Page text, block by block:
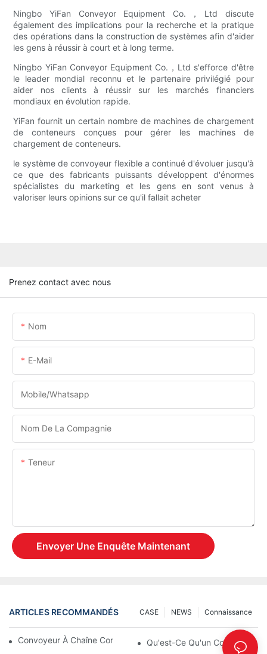
Ningbo YiFan Conveyor Equipment Co.，Ltd discute
également des implications pour la recherche et la pratique
des opérations dans la construction de systèmes afin d'aider
les gens à réussir à court et à long terme.
Ningbo YiFan Conveyor Equipment Co.，Ltd s'efforce d'être
le leader mondial reconnu et le partenaire privilégié pour
aider nos clients à réussir sur les marchés financiers
mondiaux en évolution rapide.
YiFan fournit un certain nombre de machines de chargement
de conteneurs conçues pour gérer les machines de
chargement de conteneurs.
le système de convoyeur flexible a continué d'évoluer jusqu'à
ce que des fabricants puissants développent d'énormes
spécialistes du marketing et les gens en sont venus à
valoriser leurs opinions sur ce qu'il fallait acheter
Prenez contact avec nous
Nom
E-Mail
Mobile/Whatsapp
Nom De La Compagnie
Teneur
Envoyer Une Enquête Maintenant
ARTICLES RECOMMANDÉS Connaissance
NEWS
CASE
Convoyeur À Chaîne Contre Convoyeur À Rouleaux
Qu'est-Ce Qu'un Convoyeur